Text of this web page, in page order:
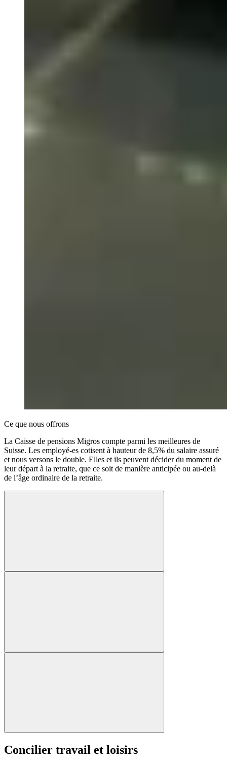
Ce que nous offrons
La Caisse de pensions Migros compte parmi les meilleures de
Suisse. Les employé-es cotisent à hauteur de 8,5% du salaire assuré
et nous versons le double. Elles et ils peuvent décider du moment de
leur départ à la retraite, que ce soit de manière anticipée ou au-delà
de l’âge ordinaire de la retraite.
Concilier travail et loisirs